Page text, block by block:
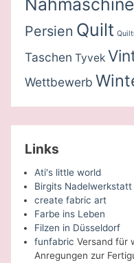
Persien Quilt
Taschen Tyvek
Wettbewerb
Links
Ati's little world
Birgits Nadelwerkstatt
create fabric art
Farbe ins Leben
Filzen in Düsseldorf
funfabric Versand für
Anregungen zur